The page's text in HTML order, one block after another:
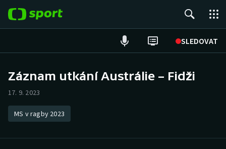
SLEDOVAT
Hokej
Tenis
Atletika
Záznam utkání Austrálie – Fidži
17. 9. 2023
MS v ragby 2023